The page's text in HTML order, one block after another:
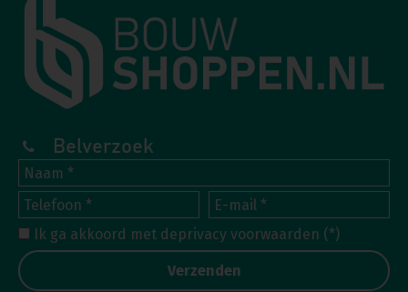
Belverzoek
Ik ga akkoord met deprivacy voorwaarden (*)